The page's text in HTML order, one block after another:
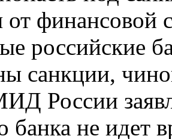
от
российские
санкции,
России
банка не идет